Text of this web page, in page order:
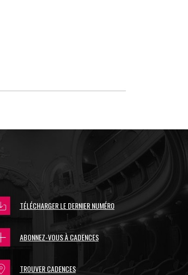
TÉLÉCHARGER LE DERNIER NUMÉRO
ABONNEZ-VOUS À CADENCES
TROUVER CADENCES